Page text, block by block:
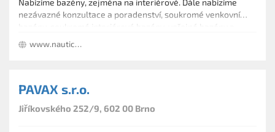
Nabízíme bazény, zejména na interiérové. Dále nabízíme
nezávazné konzultace a poradenství, soukromé venkovní
wellness provozy a vodní prvky.
www.nautica.cz
PAVAX s.r.o.
Jiříkovského 252/9, 602 00 Brno